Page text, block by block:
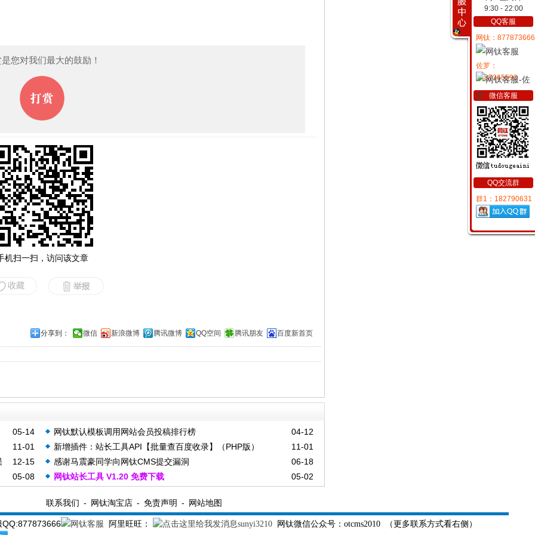
您对我们最大的鼓励！
机扫一扫，访问该文章
分享到： 微信 新浪微博 腾讯微博 QQ空间 腾讯朋友 百度新首页
05-14 04-12
网钛默认模板调用网站会员投稿排行榜
11-01
11-01
新增插件：站长工具API【批量查百度收录】（PHP版）
12-15
06-18
感谢马震豪同学向网钛CMS提交漏洞
05-08
05-02
网钛站长工具 V1.20 免费下载
联系我们 - 网钛淘宝店 - 免责声明 - 网站地图
QQ:877873666 阿里旺旺： sunyi3210 网钛微信公众号：otcms2010 （更多联系方式看右侧）
9:30 - 22:00
QQ客服
网钛：877873666
佐罗：
2487365593
微信客服
QQ交流群
群1：182790631